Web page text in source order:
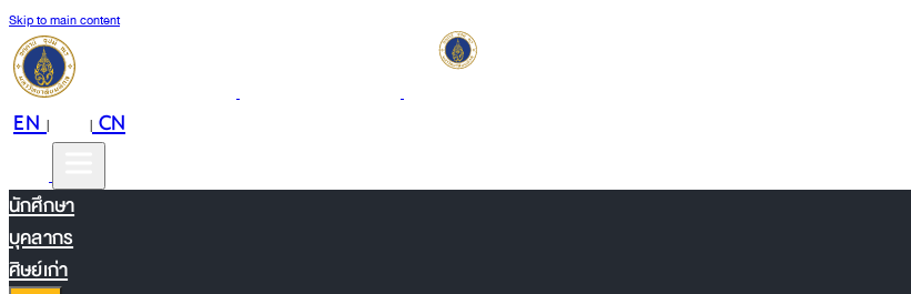
Skip to main content
EN| |CN
นักศึกษา
บุคลากร
ศิษย์เก่า